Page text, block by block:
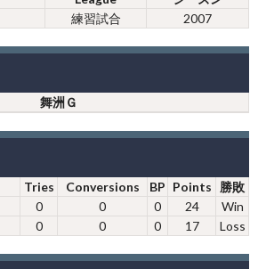
練習試合 2007
舞洲Ｇ
Tries Conversions BP Points
勝敗
0 0 0 24
Win
0 0 0 17 Loss